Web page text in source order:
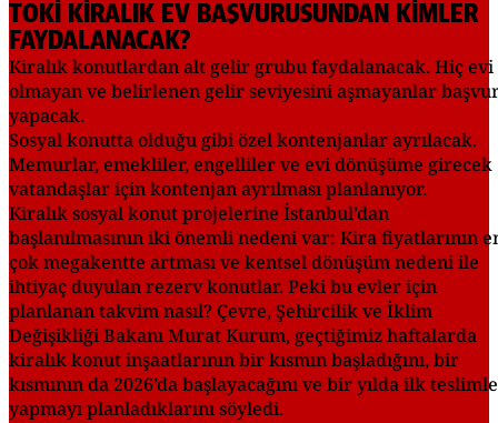
TOKİ KİRALIK EV BAŞVURUSUNDAN KİMLER
FAYDALANACAK?
Kiralık konutlardan alt gelir grubu faydalanacak. Hiç evi
olmayan ve belirlenen gelir seviyesini aşmayanlar
yapacak.
Sosyal konutta olduğu gibi özel kontenjanlar ayrılacak.
Memurlar, emekliler, engelliler ve evi dönüşüme girecek
vatandaşlar için kontenjan ayrılması planlanıyor.
Kiralık sosyal konut projelerine İstanbul’dan
başlanılmasının iki önemli nedeni var: Kira fiyatlarının
çok megakentte artması ve kentsel dönüşüm nedeni ile
ihtiyaç duyulan rezerv konutlar. Peki bu evler için
planlanan takvim nasıl? Çevre, Şehircilik ve İklim
Değişikliği Bakanı Murat Kurum, geçtiğimiz haftalarda
kiralık konut inşaatlarının bir kısmın başladığını, bir
kısmının da 2026’da başlayacağını ve bir yılda ilk
yapmayı planladıklarını söyledi.